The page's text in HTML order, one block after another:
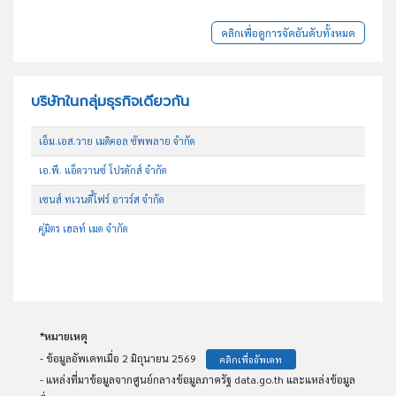
คลิกเพื่อดูการจัดอันดับทั้งหมด
บริษัทในกลุ่มธุรกิจเดียวกัน
เอ็ม.เอส.วาย เมดิคอล ซัพพลาย จำกัด
เอ.พี. แอ็ดวานซ์ โปรดักส์ จำกัด
เซนส์ ทเวนตี้โฟร์ อาวร์ส จำกัด
คู่มิตร เฮลท์ เมด จำกัด
*หมายเหตุ
- ข้อมูลอัพเดทเมื่อ 2 มิถุนายน 2569
คลิกเพื่ออัพเดท
- แหล่งที่มาข้อมูลจากศูนย์กลางข้อมูลภาครัฐ data.go.th และแหล่งข้อมูล